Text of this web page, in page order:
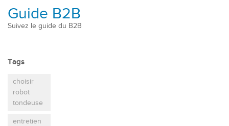
Guide B2B
Suivez le guide du B2B
Tags
choisir
robot
tondeuse
entretien